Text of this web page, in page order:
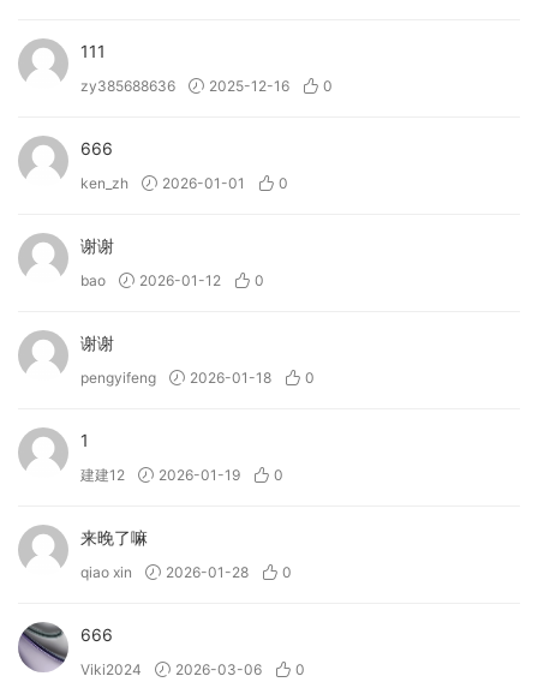
111
zy385688636 2025-12-16 0
666
ken_zh 2026-01-01 0
谢谢
bao 2026-01-12 0
谢谢
pengyifeng 2026-01-18 0
1
建建12 2026-01-19 0
来晚了嘛
qiao xin 2026-01-28 0
666
Viki2024 2026-03-06 0